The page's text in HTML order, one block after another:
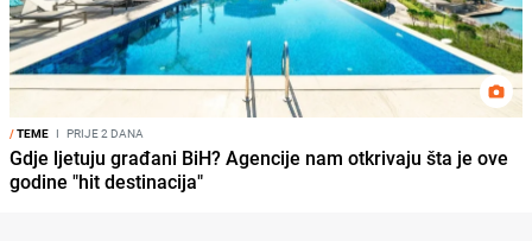
/TEME I PRIJE 2 DANA
Gdje ljetuju građani BiH? Agencije nam otkrivaju šta je ove
godine "hit destinacija"